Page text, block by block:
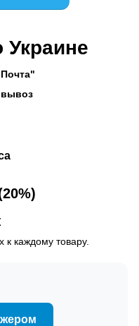
Украине
к каждому товару.